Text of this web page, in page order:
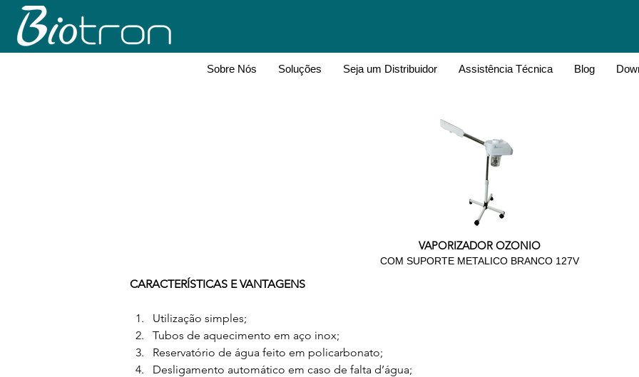
Sobre Nós Soluções Seja um Distribuidor Assistência Técnica Blog
VAPORIZADOR OZONIO
COM SUPORTE METALICO BRANCO 127V
CARACTERÍSTICAS E VANTAGENS
Utilização simples;
Tubos de aquecimento em aço inox;
Reservatório de água feito em policarbonato;
Desligamento automático em caso de falta d’água;